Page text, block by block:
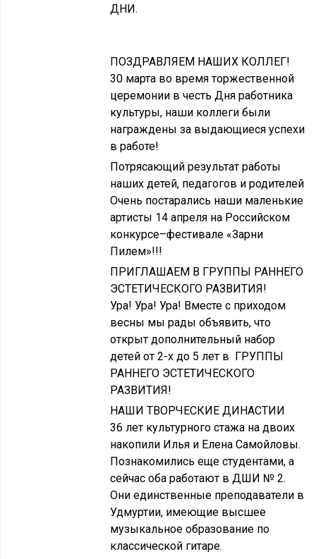
ДНИ.
ПОЗДРАВЛЯЕМ НАШИХ КОЛЛЕГ!
30 марта во время торжественной
церемонии в честь Дня работника
культуры, наши коллеги были
награждены за выдающиеся успехи
в работе!
Потрясающий результат работы
наших детей, педагогов и родителей
Очень постарались наши маленькие
артисты 14 апреля на Российском
конкурсе–фестивале «Зарни
Пилем»!!!
ПРИГЛАШАЕМ В ГРУППЫ РАННЕГО
ЭСТЕТИЧЕСКОГО РАЗВИТИЯ!
Ура! Ура! Ура! Вместе с приходом
весны мы рады объявить, что
открыт дополнительный набор
детей от 2-х до 5 лет в ГРУППЫ
РАННЕГО ЭСТЕТИЧЕСКОГО
РАЗВИТИЯ!
НАШИ ТВОРЧЕСКИЕ ДИНАСТИИ
36 лет культурного стажа на двоих
накопили Илья и Елена Самойловы.
Познакомились еще студентами, а
сейчас оба работают в ДШИ № 2.
Они единственные преподаватели в
Удмуртии, имеющие высшее
музыкальное образование по
классической гитаре.